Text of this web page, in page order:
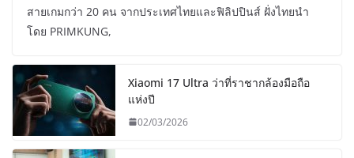
สายเกมกว่า 20 คน จากประเทศไทยและฟิลิปปินส์ ฝั่งไทยนำ
โดย PRIMKUNG,
Xiaomi 17 Ultra ว่าที่ราชากล้องมือถือ
แห่งปี
02/03/2026